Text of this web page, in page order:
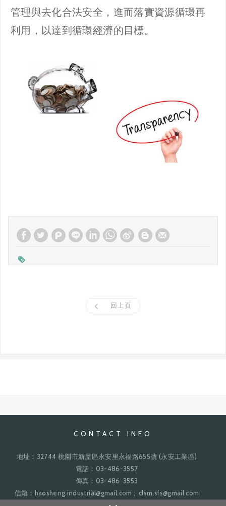
管理與去化合法安全，進而落實資源循環再
利用，以達到循環經濟的目標。
回上頁
CONTACT INFO
地址：32744 桃園市新屋區永安里永福路655號 (永安工業區)
電話：03-486-3557
傳真：03-486-3553
信箱：haosheng.industrial@gmail.com ; clsm.sfs@gmail.com